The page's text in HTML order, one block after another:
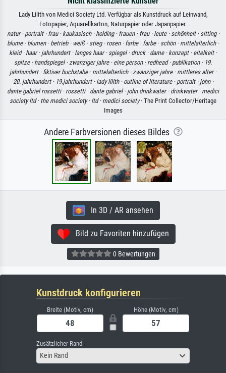
Lady Lilith von Medici Society Ltd. Verfügbar als Kunstdruck auf Leinwand,
Fotopapier, Aquarellkarton, Naturpapier oder Japanpapier.
natur · portrait · frau · kaukasisch · holding · frauen · frau · leute · schönheit · sitting ·
blume · blumen · betrieb · weiß · stieg · rosen · farbe · farbe · schön · mittelalterlich ·
kleid · haar · jahrhundert · langes haar · spiegel · druck · dame · konzept · eitelkeit ·
spitze · handspiegel · zwanziger jahre · eine person · redhead · publikation · 19.
jahrhundert · fiktiver buchstabe · mittelalterlich · zwanziger jahre · mittleres alter ·
20. jahrhundert · 19.jahrhundert · lady lilith · outline of literature · portrait · john ·
dante gabriel rossetti · rossetti · dante gabriel · john drinkwater · drinkwater · medici
society ltd · the medici society · ltd · medici society· The Print Collector/Heritage
Images
Andere Farbversionen dieses Bildes
In 3D / AR ansehen
Bild zu Favoriten hinzufügen
0 Bewertungen
Kunstdruck konfigurieren
Breite (Motiv, cm) Höhe (Motiv, cm)
Zusätzlicher Rand
Kein Rand